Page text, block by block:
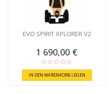
EVO SPIRIT XPLORER V2
1 690,00 €
IN DEN WARENKORB LEGEN